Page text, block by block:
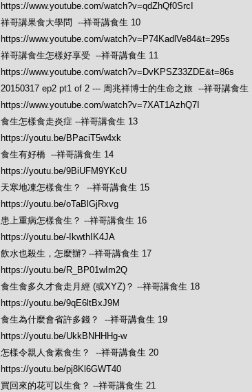
https://www.youtube.com/watch?v=qdZhQf0SrcI
祥哥講果食大學問 --祥哥講食生 10
https://www.youtube.com/watch?v=P74KadlVe84&t=295s
祥哥講食生怎樣好享受 --祥哥講食生 11
https://www.youtube.com/watch?v=DvKPSZ33ZDE&t=86s
20150317 ep2 pt1 of 2 --- 周兆祥博士的生命之旅 --祥哥講食生
https://www.youtube.com/watch?v=7XAT1AzhQ7I
食生怎樣食走炎症 --祥哥講食生 13
https://youtu.be/BPaciT5w4xk
食生有好橋 --祥哥講食生 14
https://youtu.be/9BiUFM9YKcU
天寒地凍怎樣食生？ --祥哥講食生 15
https://youtu.be/oTaBlGjRxvg
患上重病怎樣食生？ --祥哥講食生 16
https://youtu.be/-IkwthIK4JA
飲水也殺生，怎麼辦? --祥哥講食生 17
https://youtu.be/R_BP01wIm2Q
食生食多久才食走月經 (或XYZ)？ --祥哥講食生 18
https://youtu.be/9qE6ltBxJ9M
食生為什麼會省許多錢？ --祥哥講食生 19
https://youtu.be/UkkBNHHHg-w
怎樣令親人食素食生？ --祥哥講食生 20
https://youtu.be/pj8Kl6GWT40
買回來的花可以生食？ --祥哥講食生 21